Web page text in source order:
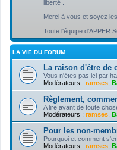
liberté .
Merci à vous et soyez
Toute l'équipe d'APPER
LA VIE DU FORUM
La raison d'être de
Vous n'êtes pas ici par
Modérateurs : ramses
Règlement,
A lire avant de toute
Modérateurs : ramses
Pour les non-
Pourquoi et comment
Modérateurs : ramses